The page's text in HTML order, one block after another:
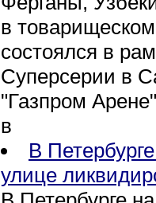
в
состоялся в
Суперсерии в
"Газпром
в
В
улице